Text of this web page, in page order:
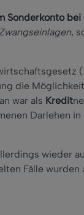
Sonderkonto
,
die
war als Kredit
Darlehen
wieder
Fälle wurden